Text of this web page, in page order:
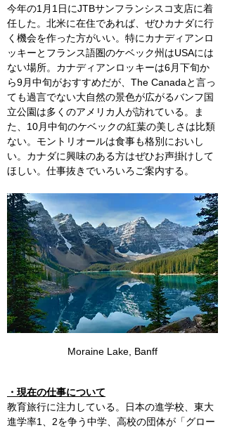
今年の1月1日にJTBサンフランシスコ支店に着
任した。北米に在住であれば、ぜひカナダに行
く機会を作った方がいい。特にカナディアンロ
ッキーとフランス語圏のケベック州はUSAには
ない場所。カナディアンロッキーは6月下旬か
ら9月中旬がおすすめだが、The Canadaと言っ
ても過言でない大自然の景色が広がるバンフ国
立公園は多くのアメリカ人が訪れている。ま
た、10月中旬のケベックの紅葉の美しさは比類
ない。モントリオールは食事も格別においし
い。カナダに興味のある方はぜひお声掛けして
ほしい。仕事抜きでいろいろご案内する。
Moraine Lake, Banff
・現在の仕事について
教育旅行に注力している。日本の進学校、東大
進学率1、2を争う中学、高校の団体が「グロー